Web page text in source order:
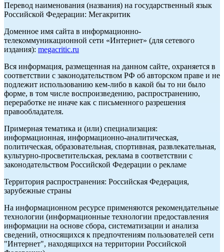
Перевод наименования (названия) на государственный язык
Российской Федерации: Мегакритик
Доменное имя сайта в информационно-
телекоммуникационной сети «Интернет» (для сетевого
издания): megacritic.ru
Вся информация, размещенная на данном сайте, охраняется в
соответствии с законодательством РФ об авторском праве и не
подлежит использованию кем-либо в какой бы то ни было
форме, в том числе воспроизведению, распространению,
переработке не иначе как с письменного разрешения
правообладателя.
Примерная тематика и (или) специализация:
информационная, информационно-аналитическая,
политическая, образовательная, спортивная, развлекательная,
культурно-просветительская, реклама в соответствии с
законодательством Российской Федерации о рекламе
Территория распространения: Российская Федерация,
зарубежные страны
На информационном ресурсе применяются рекомендательные
технологии (информационные технологии предоставления
информации на основе сбора, систематизации и анализа
сведений, относящихся к предпочтениям пользователей сети
"Интернет", находящихся на территории Российской